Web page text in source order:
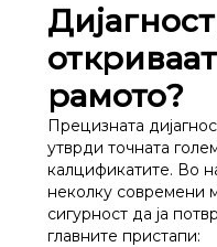
рамото?
Прецизната
утврди точната
калцификатите. Во
неколку современи
сигурност да ја
главните пристапи: